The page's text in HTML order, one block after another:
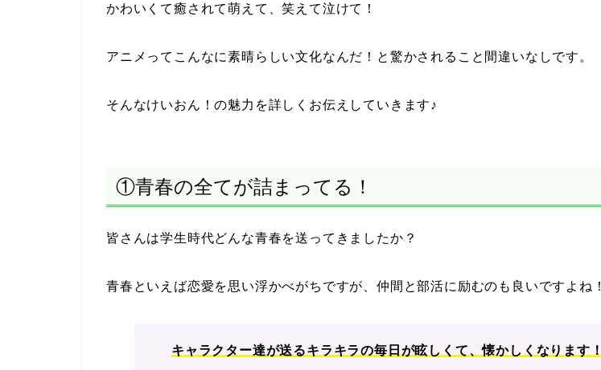
かわいくて癒されて萌えて、笑えて泣けて！
アニメってこんなに素晴らしい文化なんだ！と驚かされること間違いなしです。
そんなけいおん！の魅力を詳しくお伝えしていきます♪
①青春の全てが詰まってる！
皆さんは学生時代どんな青春を送ってきましたか？
青春といえば恋愛を思い浮かべがちですが、仲間と部活に励むのも良いですよね！
キャラクター達が送るキラキラの毎日が眩しくて、懐かしくなります！